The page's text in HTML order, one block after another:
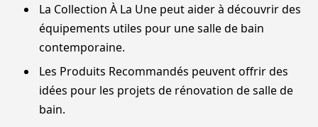
La Collection À La Une peut aider à découvrir des
équipements utiles pour une salle de bain
contemporaine.
Les Produits Recommandés peuvent offrir des
idées pour les projets de rénovation de salle de
bain.